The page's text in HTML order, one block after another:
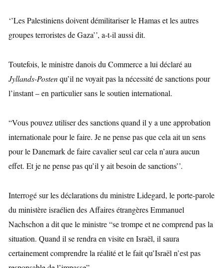
‘’Les Palestiniens doivent démilitariser le Hamas et les autres
groupes terroristes de Gaza’’, a-t-il aussi dit.
Toutefois, le ministre danois du Commerce a lui déclaré au
Jyllands-Postenqu’il ne voyait pas la nécessité de sanctions pour
l’instant – en particulier sans le soutien international.
“Vous pouvez utiliser des sanctions quand il y a une approbation
internationale pour le faire. Je ne pense pas que cela ait un sens
pour le Danemark de faire cavalier seul car cela n’aura aucun
effet. Et je ne pense pas qu’il y ait besoin de sanctions’’.
Interrogé sur les déclarations du ministre Lidegard, le porte-parole
du ministère israélien des Affaires étrangères Emmanuel
Nachschon a dit que le ministre “se trompe et ne comprend pas la
situation. Quand il se rendra en visite en Israël, il saura
certainement comprendre la réalité et le fait qu’Israël n’est pas